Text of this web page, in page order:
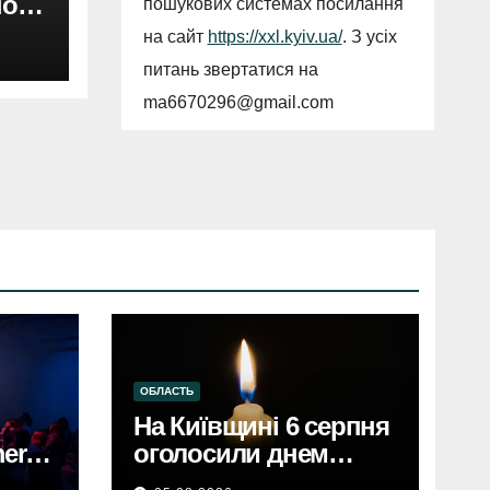
пошукових системах посилання
на сайт https://xxl.kyiv.ua/. З усіх
питань звертатися на
ma6670296@gmail.com
ОБЛАСТЬ
На Київщині 6 серпня
оголосили днем
жалобиКиївщина в